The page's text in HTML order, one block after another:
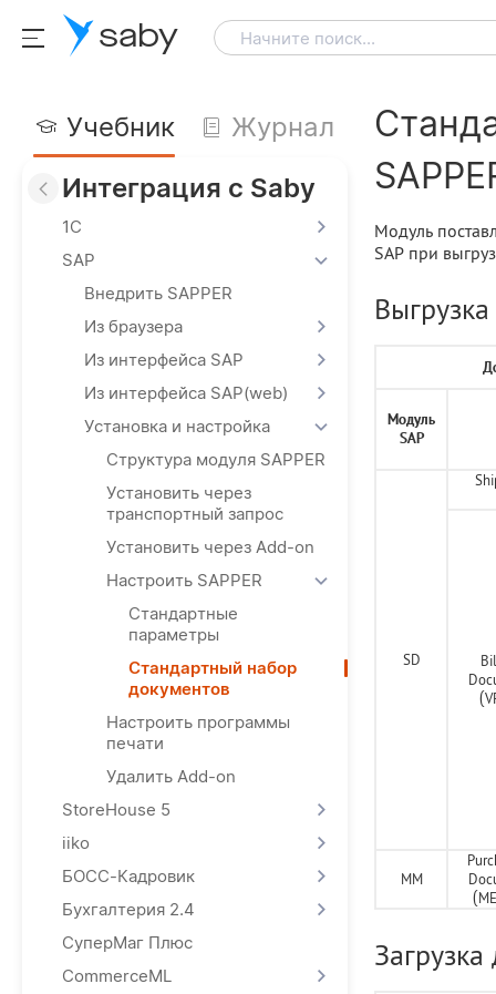
saby Начните поиск...
Учебник
Журнал
Интеграция с Saby
1С
SAP
Внедрить SAPPER
Из браузера
Из интерфейса SAP
Из интерфейса SAP(web)
Установка и настройка
Структура модуля SAPPER
Установить через
транспортный запрос
Установить через Add-on
Настроить SAPPER
Стандартные
параметры
Cтандартный набор
документов
Настроить программы
печати
Удалить Add-on
StoreHouse 5
iiko
БОСС-Кадровик
Бухгалтерия 2.4
СуперМаг Плюс
CommerceML
Модуль
SAP при
Модуль
SAP
SD
ММ